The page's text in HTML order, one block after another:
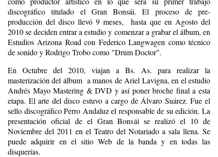
discográfico titulado el Gran Bonsái. El proceso de pre-
producción del disco llevó 9 meses, hasta que en Agosto del
2010 se deciden entrar a estudio y comenzar a grabar el álbum, en
Estudios Arizona Road con Federico Langwagen como técnico
de sonido y Rodrigo Trobo como "Drum Doctor".
En Octubre del 2010, viajan a Bs. As. para realizar la
masterización del álbum a manos de Ariel Lavigna, en el estudio
Andrés Mayo Mastering & DVD y así poner broche final a esta
etapa. El arte del disco estuvo a cargo de Álvaro Suárez. Fue el
sello discográfico Perro Andaluz el responsable de su edición. La
presentación oficial de el Gran Bonsái se realizó el 10 de
Noviembre del 2011 en el Teatro del Notariado a sala llena. Se
puede adquirir en el sitio Web de la banda y en todas las
disquerías.